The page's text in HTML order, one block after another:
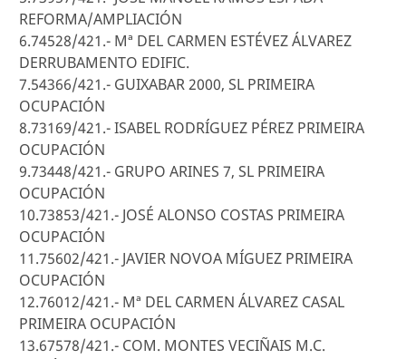
REFORMA/AMPLIACIÓN
6.74528/421.- Mª DEL CARMEN ESTÉVEZ ÁLVAREZ
DERRUBAMENTO EDIFIC.
7.54366/421.- GUIXABAR 2000, SL PRIMEIRA
OCUPACIÓN
8.73169/421.- ISABEL RODRÍGUEZ PÉREZ PRIMEIRA
OCUPACIÓN
9.73448/421.- GRUPO ARINES 7, SL PRIMEIRA
OCUPACIÓN
10.73853/421.- JOSÉ ALONSO COSTAS PRIMEIRA
OCUPACIÓN
11.75602/421.- JAVIER NOVOA MÍGUEZ PRIMEIRA
OCUPACIÓN
12.76012/421.- Mª DEL CARMEN ÁLVAREZ CASAL
PRIMEIRA OCUPACIÓN
13.67578/421.- COM. MONTES VECIÑAIS M.C.